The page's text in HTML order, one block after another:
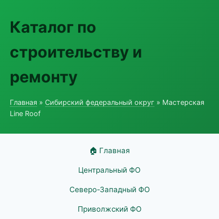
Каталог по
строительству и
ремонту
Главная » Сибирский федеральный округ » Мастерская
Line Roof
🏠 Главная
Центральный ФО
Северо-Западный ФО
Приволжский ФО